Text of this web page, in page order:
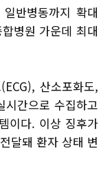
반병동까지 확대
병원 가운데 최대
산소포화도,
간으로 수집하고
이다. 이상 징후가
달돼 환자 상태 변